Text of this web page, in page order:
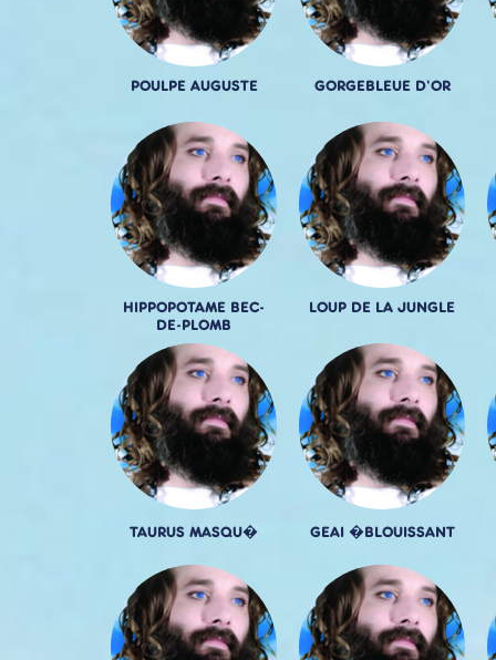
POULPE AUGUSTE GORGEBLEUE D'OR
HIPPOPOTAME BEC-
DE-PLOMB
LOUP DE LA JUNGLE
TAURUS MASQU� GEAI �BLOUISSANT